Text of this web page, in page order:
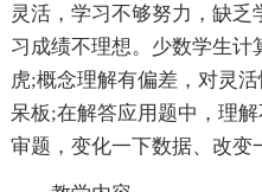
灵活，学习不够努力，缺
习成绩不理想。少数学生计
虎;概念理解有偏差，对灵
呆板;在解答应用题中，理
审题，变化一下数据、改变